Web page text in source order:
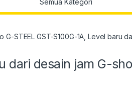
G-STEEL GST-S100G-1A, Level baru
dari desain jam G-